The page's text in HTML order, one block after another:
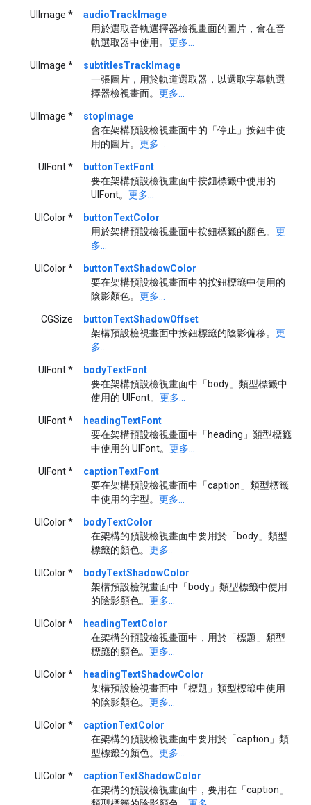
UIImage *
audioTrackImage
用於選取音軌選擇器檢視畫面的圖片，會在音
軌選取器中使用。 更多...
UIImage *
subtitlesTrackImage
一張圖片，用於軌道選取器，以選取字幕軌選
擇器檢視畫面。 更多...
UIImage *
stopImage
會在架構預設檢視畫面中的「停止」按鈕中使
用的圖片。 更多...
UIFont *
buttonTextFont
要在架構預設檢視畫面中按鈕標籤中使用的
UIFont。 更多...
UIColor *
buttonTextColor
用於架構預設檢視畫面中按鈕標籤的顏色。 更
多...
UIColor *
buttonTextShadowColor
要在架構預設檢視畫面中的按鈕標籤中使用的
陰影顏色。 更多...
CGSize
buttonTextShadowOffset
架構預設檢視畫面中按鈕標籤的陰影偏移。 更
多...
UIFont *
bodyTextFont
要在架構預設檢視畫面中「body」類型標籤中
使用的 UIFont。 更多...
UIFont *
headingTextFont
要在架構預設檢視畫面中「heading」類型標籤
中使用的 UIFont。 更多...
UIFont *
captionTextFont
要在架構預設檢視畫面中「caption」類型標籤
中使用的字型。 更多...
UIColor *
bodyTextColor
在架構的預設檢視畫面中要用於「body」類型
標籤的顏色。 更多...
UIColor *
bodyTextShadowColor
架構預設檢視畫面中「body」類型標籤中使用
的陰影顏色。 更多...
UIColor *
headingTextColor
在架構的預設檢視畫面中，用於「標題」類型
標籤的顏色。 更多...
UIColor *
headingTextShadowColor
架構預設檢視畫面中「標題」類型標籤中使用
的陰影顏色。 更多...
UIColor *
captionTextColor
在架構的預設檢視畫面中要用於「caption」類
型標籤的顏色。 更多...
UIColor *
captionTextShadowColor
在架構的預設檢視畫面中，要用在「caption」